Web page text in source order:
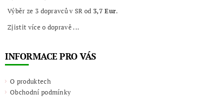
Výběr ze 3 dopravců v SR od 3,7 Eur.
Zjistit více o dopravě ...
INFORMACE PRO VÁS
O produktech
Obchodní podmínky